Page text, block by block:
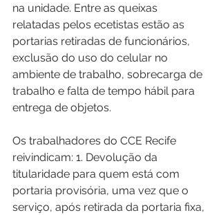
na unidade. Entre as queixas
relatadas pelos ecetistas estão as
portarias retiradas de funcionários,
exclusão do uso do celular no
ambiente de trabalho, sobrecarga de
trabalho e falta de tempo hábil para
entrega de objetos.
Os trabalhadores do CCE Recife
reivindicam: 1. Devolução da
titularidade para quem está com
portaria provisória, uma vez que o
serviço, após retirada da portaria fixa,